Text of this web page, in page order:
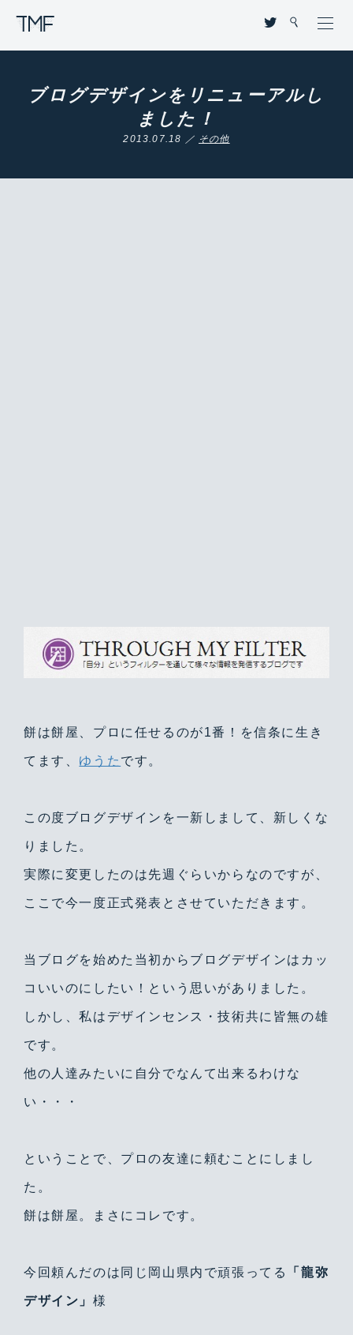
ブログデザインをリニューアルし
ました！
2013.07.18 ／ その他
餅は餅屋、プロに任せるのが1番！を信条に生き
てます、 ゆうた です。
この度ブログデザインを一新しまして、新しくな
りました。
実際に変更したのは先週ぐらいからなのですが、
ここで今一度正式発表とさせていただきます。
当ブログを始めた当初からブログデザインはカッ
コいいのにしたい！という思いがありました。
しかし、私はデザインセンス・技術共に皆無の雄
です。
他の人達みたいに自分でなんて出来るわけな
い・・・
ということで、プロの友達に頼むことにしまし
た。
餅は餅屋。まさにコレです。
今回頼んだのは同じ岡山県内で頑張ってる 「龍弥
デザイン」 様